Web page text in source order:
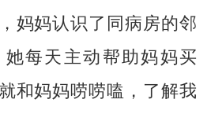
妈妈认识了同病房的邻
她每天主动帮助妈妈买
和妈妈唠唠嗑，了解我